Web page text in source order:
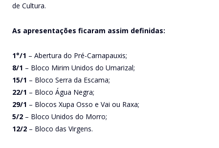
de Cultura.
As apresentações ficaram assim definidas:
1°/1 – Abertura do Pré-Carnapauxis;
8/1 – Bloco Mirim Unidos do Umarizal;
15/1 – Bloco Serra da Escama;
22/1 – Bloco Água Negra;
29/1 – Blocos Xupa Osso e Vai ou Raxa;
5/2 – Bloco Unidos do Morro;
12/2 – Bloco das Virgens.